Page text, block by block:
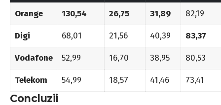
Orange 130,54 26,75 31,89 82,19
Digi 68,01 21,56 40,39 83,37
Vodafone 52,99 16,70 38,95 80,53
Telekom 54,99 18,57 41,46 73,41
Concluzii